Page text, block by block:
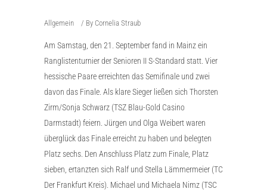
Allgemein By Cornelia Straub
Am Samstag, den 21. September fand in Mainz ein
Ranglistenturnier der Senioren II S-Standard statt. Vier
hessische Paare erreichten das Semifinale und zwei
davon das Finale. Als klare Sieger ließen sich Thorsten
Zirm/Sonja Schwarz (TSZ Blau-Gold Casino
Darmstadt) feiern. Jürgen und Olga Weibert waren
überglück das Finale erreicht zu haben und belegten
Platz sechs. Den Anschluss Platz zum Finale, Platz
sieben, ertanzten sich Ralf und Stella Lämmermeier (TC
Der Frankfurt Kreis). Michael und Michaela Nimz (TSC